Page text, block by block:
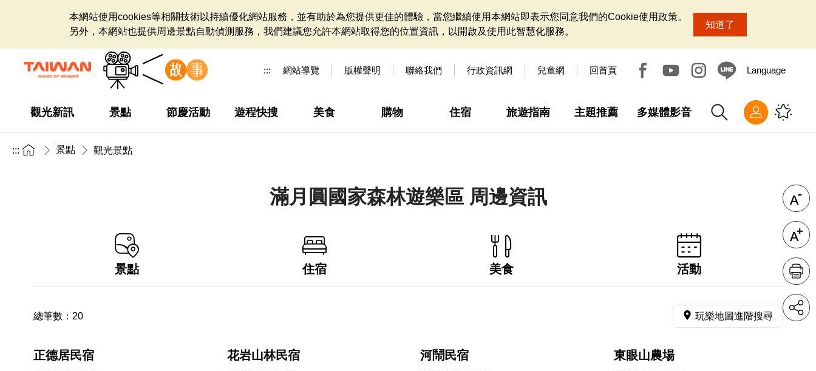
本網站使用cookies等相關技術以持續優化網站服務，並有助於為您提供更佳的體驗，當您繼續使用本網站即表示您同意我們的Cookie使用政策。
另外，本網站也提供周邊景點自動偵測服務，我們建議您允許本網站取得您的位置資訊，以開啟及使用此智慧化服務。
知道了
::: 網站導覽 版權聲明 聯絡我們 行政資訊網 兒童網 回首頁 Language
觀光新訊 景點 節慶活動 遊程快搜 美食 購物 住宿 旅遊指南 主題推薦 多媒體影音
::: 景點 觀光景點
滿月圓國家森林遊樂區 周邊資訊
景點 住宿 美食 活動
總筆數： 20 玩樂地圖進階搜尋
正德居民宿 花岩山林民宿 河鬧民宿 東眼山農場